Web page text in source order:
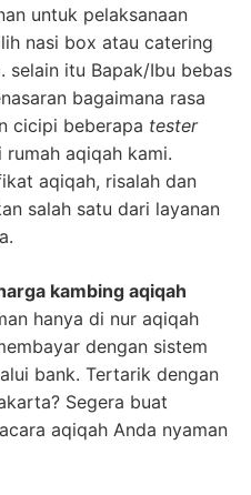
untuk pelaksanaan
nasi box atau catering
selain itu Bapak/Ibu bebas
bagaimana rasa
cicipi beberapa tester
aqiqah kami.
aqiqah, risalah dan
salah satu dari layanan
kambing aqiqah
hanya di nur aqiqah
dengan sistem
bank. Tertarik dengan
Segera buat
aqiqah Anda nyaman